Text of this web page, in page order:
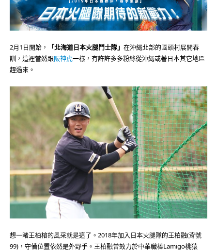
2月1日開始， 「北海道日本火腿鬥士隊」 在沖繩北部的國頭村展開春
訓，這裡當然跟阪神虎一樣，有許許多多粉絲從沖繩或著日本其它地區
趕過來。
想一睹王柏榕的風采就是這了。2018年加入日本火腿隊的王柏融(背號
99)，守備位置依然是外野手。王柏融曾效力於中華職棒Lamigo桃猿